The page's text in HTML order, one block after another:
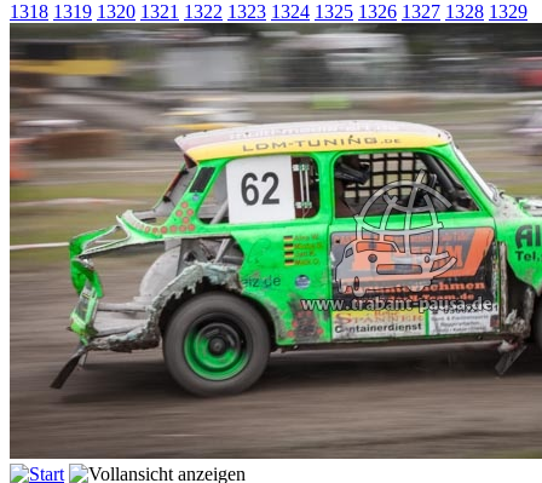
1318 1319 1320 1321 1322 1323 1324 1325 1326 1327 1328 1329